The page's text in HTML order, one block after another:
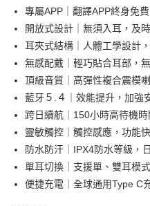
悠遊付
Google Pay
AFTEE先享後付
相關說明
【關於「AFTEE先享後付」】
AFTEE先享後付是「在收到商品之
便利好安心！
１．簡單：不需註冊會員、不需綁
３．安心：先確認商品／服務後，
【「AFTEE先享後付」結帳流程】
１．於結帳方式選擇「AFTEE先享
即享券
運送方式
宅配(廠商直送🚚)
專屬APP｜翻譯APP終身免
開放式設計｜無須入耳，及
耳夾式結構｜人體工學設計
無感配戴｜輕巧貼合耳部，
頂級音質｜高彈性複合震模
藍牙５.４｜效能提升，加強
跨日續航｜150小時高待機
靈敏觸控｜觸控感應，功能
防水防汗｜IPX4防水等級，
單耳切換｜支援單、雙耳模
便捷充電｜全球通用Type C